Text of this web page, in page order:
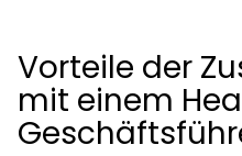
Vorteile der
mit einem